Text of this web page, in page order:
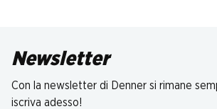
Newsletter
Con la newsletter di Denner si rimane
iscriva adesso!